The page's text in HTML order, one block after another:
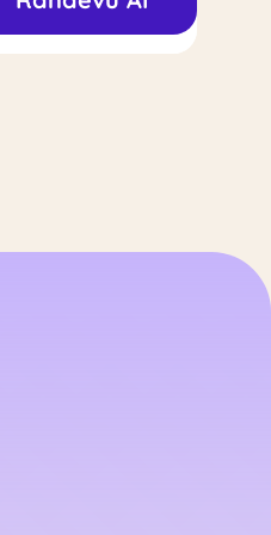
olarak çalıştım.
Bilişsel